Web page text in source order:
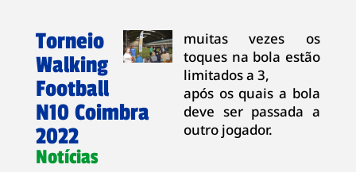
Torneio
Walking
Football
N10 Coimbra
2022
Notícias
muitas vezes os
toques na bola estão
limitados a 3,
após os quais a bola
deve ser passada a
outro jogador.